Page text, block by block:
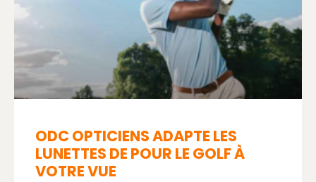
ODC OPTICIENS ADAPTE LES
LUNETTES DE POUR LE GOLF À
VOTRE VUE